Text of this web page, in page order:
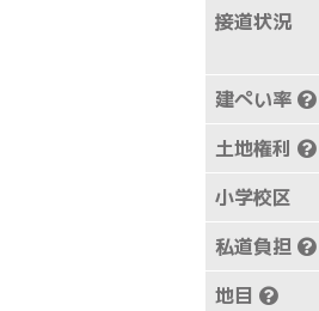
接道状況
建ぺい率
土地権利
小学校区
私道負担
地目